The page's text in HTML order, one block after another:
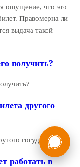
ощущение, что это
Правомерна ли
выдача такой
получить?
другого
государства?
работать в